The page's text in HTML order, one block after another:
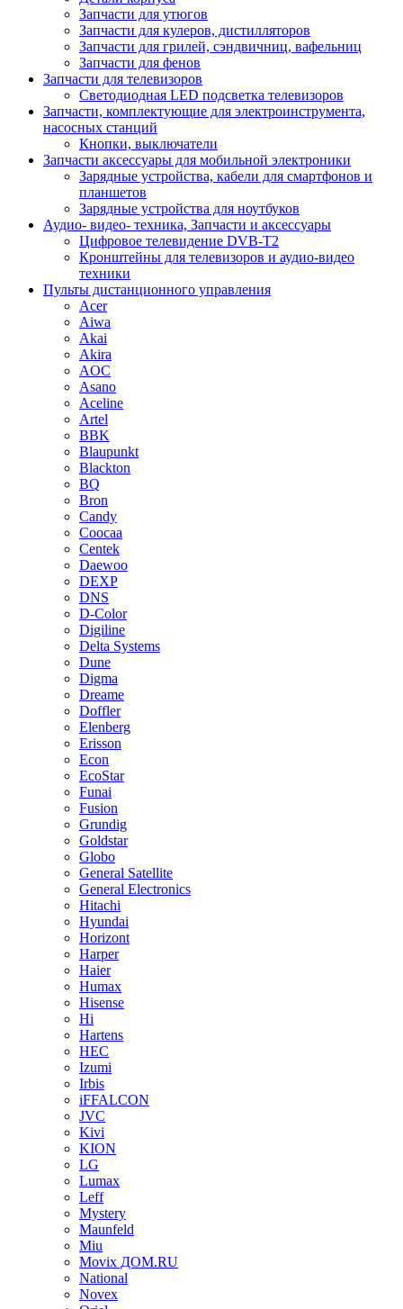
Запчасти для утюгов
Запчасти для кулеров, дистилляторов
Запчасти для грилей, сэндвичниц, вафельниц
Запчасти для фенов
Запчасти для телевизоров
Светодиодная LED подсветка телевизоров
Запчасти, комплектующие для электроинструмента,
насосных станций
Кнопки, выключатели
Запчасти аксессуары для мобильной электроники
Зарядные устройства, кабели для смартфонов и
планшетов
Зарядные устройства для ноутбуков
Аудио- видео- техника, Запчасти и аксессуары
Цифровое телевидение DVB-T2
Кронштейны для телевизоров и аудио-видео
техники
Пульты дистанционного управления
Acer
Aiwa
Akai
Akira
AOC
Asano
Aceline
Artel
BBK
Blaupunkt
Blackton
BQ
Bron
Candy
Coocaa
Centek
Daewoo
DEXP
DNS
D-Color
Digiline
Delta Systems
Dune
Digma
Dreame
Doffler
Elenberg
Erisson
Econ
EcoStar
Funai
Fusion
Grundig
Goldstar
Globo
General Satellite
General Electronics
Hitachi
Hyundai
Horizont
Harper
Haier
Humax
Hisense
Hi
Hartens
HEC
Izumi
Irbis
iFFALCON
JVC
Kivi
KION
LG
Lumax
Leff
Mystery
Maunfeld
Miu
Movix ДОМ.RU
National
Novex